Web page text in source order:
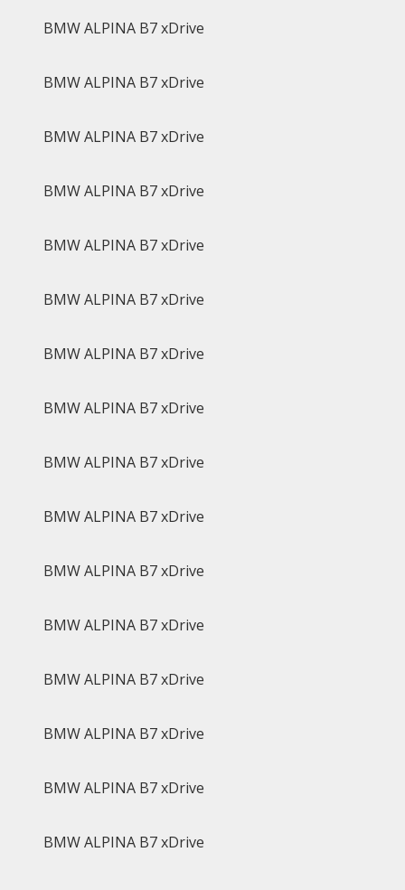
BMW ALPINA B7 xDrive
BMW ALPINA B7 xDrive
BMW ALPINA B7 xDrive
BMW ALPINA B7 xDrive
BMW ALPINA B7 xDrive
BMW ALPINA B7 xDrive
BMW ALPINA B7 xDrive
BMW ALPINA B7 xDrive
BMW ALPINA B7 xDrive
BMW ALPINA B7 xDrive
BMW ALPINA B7 xDrive
BMW ALPINA B7 xDrive
BMW ALPINA B7 xDrive
BMW ALPINA B7 xDrive
BMW ALPINA B7 xDrive
BMW ALPINA B7 xDrive